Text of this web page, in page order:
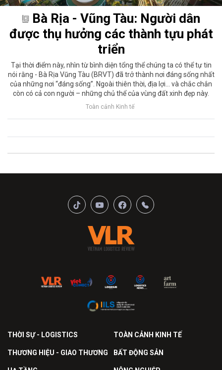
Bà Rịa - Vũng Tàu: Người dân
được thụ hưởng các thành tựu phát
triển
Tại thời điểm này, nhìn từ bình diện tổng thể chúng ta có thể tự tin
nói rằng - Bà Rịa Vũng Tàu (BRVT) đã trở thành nơi đáng sống nhất
của những nơi “đáng sống”. Ngoài thiên thời, địa lợi... và chắc chắn
còn có cả con người – những chủ thể của vùng đất xinh đẹp này.
Toàn cảnh Kinh tế
THỜI SỰ - LOGISTICS TOÀN CẢNH KINH TẾ
THƯƠNG HIỆU - GIAO THƯƠNG BẤT ĐỘNG SẢN